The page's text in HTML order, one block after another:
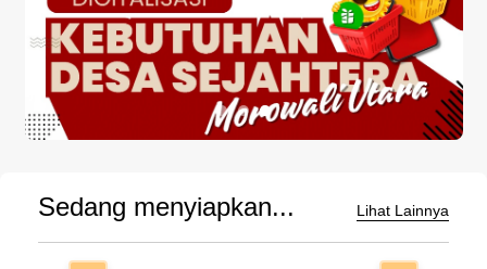
Sedang menyiapkan... Lihat Lainnya